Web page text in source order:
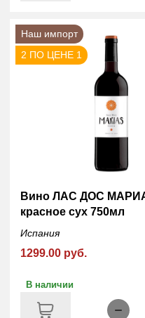
Наш импорт
2 ПО ЦЕНЕ 1
Вино ЛАС ДОС
красное сух 750мл
Испания
1299.00 руб.
В наличии